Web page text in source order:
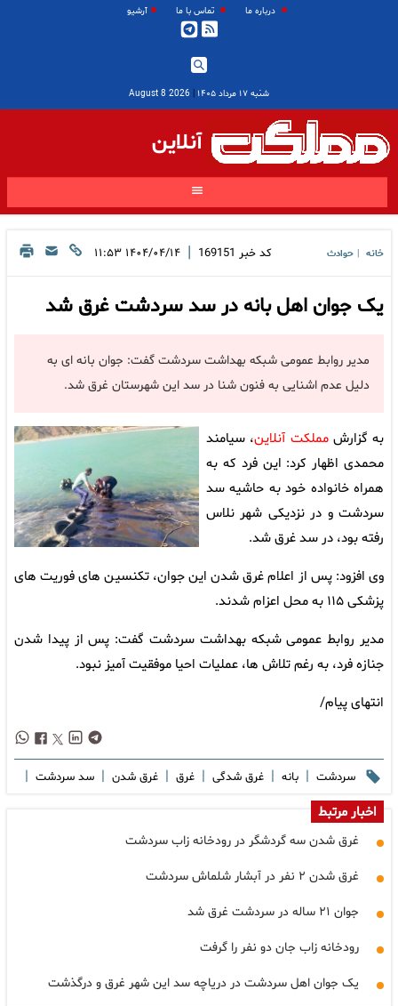
درباره ما تماس با ما آرشیو
شنبه ۱۷ مرداد ۱۴۰۵ |
2026 August 8
آنلاین
خانه حوادث کد خبر 169151
| ۱۴۰۴/۰۴/۱۴ ۱۱:۵۳
یک جوان اهل بانه در سد سردشت غرق شد
مدیر روابط عمومی شبکه بهداشت سردشت گفت: جوان بانه ای به
دلیل عدم اشنایی به فنون شنا در سد این شهرستان غرق شد.
به گزارشمملکت آنلاین، سیامند
محمدی اظهار کرد: این فرد که به
همراه خانواده خود به حاشیه سد
سردشت و در نزدیکی شهر نلاس
رفته بود، در سد غرق شد.
وی افزود: پس از اعلام غرق شدن این جوان، تکنسین های فوریت های
پزشکی ۱۱۵ به محل اعزام شدند.
مدیر روابط عمومی شبکه بهداشت سردشت گفت: پس از پیدا شدن
جنازه فرد، به رغم تلاش ها، عملیات احیا موفقیت آمیز نبود.
انتهای پیام/
سردشت | بانه | غرق شدگی | غرق | غرق شدن | سد سردشت |
اخبار مرتبط
غرق شدن سه گردشگر در رودخانه زاب سردشت
غرق شدن ۲ نفر در آبشار شلماش سردشت
جوان ۲۱ ساله در سردشت غرق شد
رودخانه زاب جان دو نفر را گرفت
یک جوان اهل سردشت در دریاچه سد این شهر غرق و درگذشت